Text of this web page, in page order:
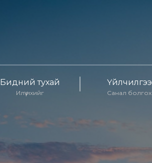
Бидний тухай
Илүү ихийг
Үйлчилгээ
Санал болгох